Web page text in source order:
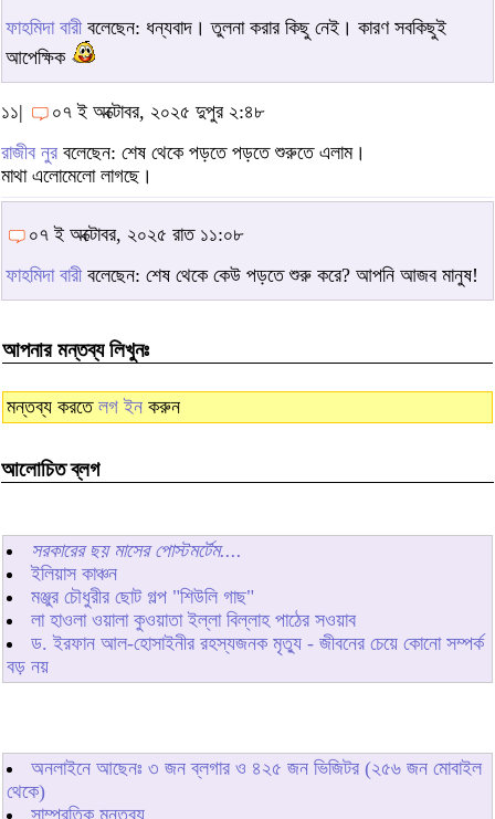
ফাহমিদা বারীবলেছেন: ধন্যবাদ। তুলনা করার কিছু নেই। কারণ সবকিছুই
আপেক্ষিক
১১|
০৭ ই অক্টোবর, ২০২৫ দুপুর ২:৪৮
রাজীব নুর বলেছেন: শেষ থেকে পড়তে পড়তে শুরুতে এলাম।
মাথা এলোমেলো লাগছে।
০৭ ই অক্টোবর, ২০২৫ রাত ১১:০৮
ফাহমিদা বারীবলেছেন: শেষ থেকে কেউ পড়তে শুরু করে? আপনি আজব মানুষ!
আপনার মন্তব্য লিখুনঃ
মন্তব্য করতে লগ ইন করুন
আলোচিত ব্লগ
সরকারের ছয় মাসের পোস্টমর্টেম....
ইলিয়াস কাঞ্চন
মঞ্জুর চৌধুরীর ছোট গল্প "শিউলি গাছ"
লা হাওলা ওয়ালা কুওয়াতা ইল্লা বিল্লাহ পাঠের সওয়াব
ড. ইরফান আল-হোসাইনীর রহস্যজনক মৃত্যু - জীবনের চেয়ে কোনো সম্পর্ক
বড় নয়
অনলাইনে আছেনঃ ৩ জন ব্লগার ও ৪২৫ জন ভিজিটর (২৫৬ জন মোবাইল
থেকে)
সাম্প্রতিক মন্তব্য